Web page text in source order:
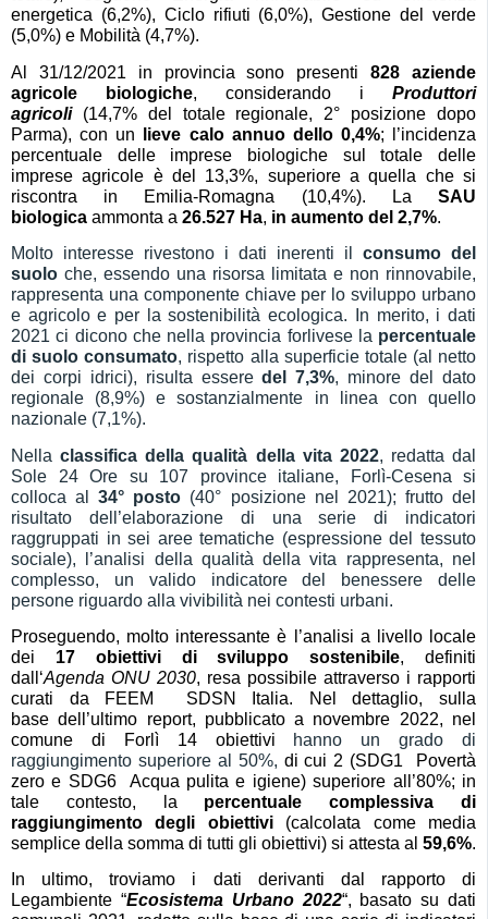
energetica (6,2%), Ciclo rifiuti (6,0%), Gestionedelverde
(5,0%) e Mobilità (4,7%).
Al 31/12/2021 in provincia sono presenti828 aziende
agricole biologiche, considerando i Produttori
agricoli(14,7% del totale regionale, 2° posizione dopo
Parma), con un
lieve caloannuodel lo 0,4%;
l’incidenza
percentuale delle imprese biologiche sul totale delle
imprese agricole è del 13,3%, superiore a quella che si
riscontra in Emilia-Romagna (10,4%). LaSAU
biologica ammonta a 26.527 Ha, in aumento del 2,7%.
Molto interesse rivestono i dati inerenti il consumo del
suolo che, essendo una risorsa limitata e non rinnovabile,
rappresenta una componente chiave per lo sviluppo urbano
e agricolo e per la sostenibilità ecologica. In merito, i dati
2021 ci dicono che nella provincia forlivese la percentuale
di suolo consumato, rispetto alla superficie totale (al netto
dei corpi idrici), risulta esseredel 7,3%, minore del dato
regionale (8,9%) e sostanzialmente in linea con quello
nazionale (7,1%).
Nellaclassifica della qualità della vita 2022, redatta dal
Sole 24 Ore su 107 province italiane, Forlì-Cesena si
colloca al34° posto (40° posizione nel 2021); frutto del
risultato dell’elaborazione di una serie di indicatori
raggruppati in sei aree tematiche (espressione del tessuto
sociale), l’analisi della qualità della vita rappresenta, nel
complesso, un valido indicatore del benessere delle
persone riguardo alla vivibilità nei contesti urbani.
Proseguendo, molto interessante è l’analisi a livello locale
dei 17 obiettivi di sviluppo sostenibile,definiti
dall ‘Agenda ONU 2030, resa possibile attraverso i rapporti
curati da FEEM  SDSN Italia. Nel dettaglio, sulla
basedell’ultimo report, pubblicato a novembre 2022, nel
comune di Forlì
14 obiettivi hanno un grado di
raggiungimento superiore al 50%, di cui 2 (SDG1  Povertà
zeroe SDG6  Acqua pulita e igiene)superiore all’80%; in
tale contesto,
la percentuale complessiva di
raggiungimento degli obiettivi(calcolata come media
semplice della somma di tutti gli obiettivi) si attesta al 59,6%.
In ultimo, troviamo i dati derivanti dal rapporto di
Legambiente “Ecosistema Urbano 2022“, basato su dati